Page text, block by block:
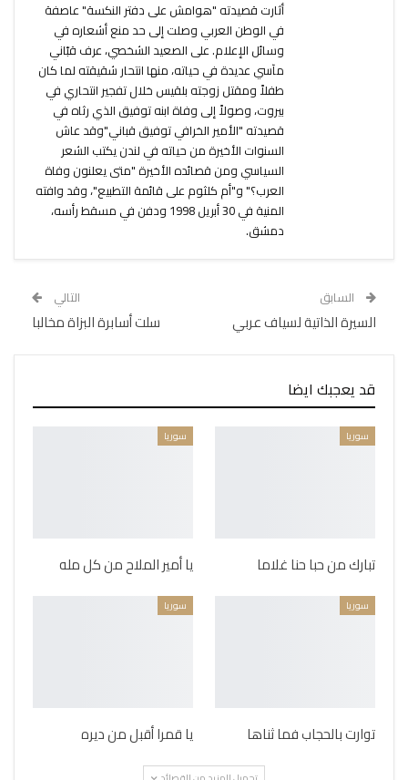
أثارت قصيدته "هوامش على دفتر النكسة" عاصفة
في الوطن العربي وصلت إلى حد منع أشعاره في
وسائل الإعلام. على الصعيد الشخصي، عرف قبّاني
مآسي عديدة في حياته، منها انتحار شقيقته لما كان
طفلاً ومقتل زوجته بلقيس خلال تفجير انتحاري في
بيروت، وصولاً إلى وفاة ابنه توفيق الذي رثاه في
قصيدته "الأمير الخرافي توفيق قباني"وقد عاش
السنوات الأخيرة من حياته في لندن يكتب الشعر
السياسي ومن قصائده الأخيرة "متى يعلنون وفاة
العرب؟" و"أم كلثوم على قائمة التطبيع"، وقد وافته
المنية في 30 أبريل 1998 ودفن في مسقط رأسه،
دمشق.
السابق
السيرة الذاتية لسياف عربي
التالي
سلت أسابرة البزاة مخالبا
قد يعجبك ايضا
سوريا
تبارك من حبا حنا غلاما
سوريا
يا أمير الملاح من كل مله
سوريا
توارت بالحجاب فما ثناها
سوريا
يا قمرا أقبل من ديره